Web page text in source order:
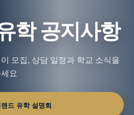
학 공지사항
모집, 상담 일정과 학교 소식을
요
드 유학 설명회